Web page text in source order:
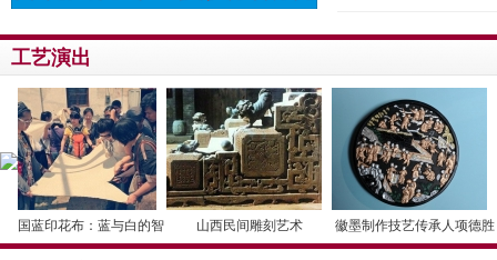
工艺演出
中国蓝印花布：蓝与白的智 山西民间雕刻艺术 徽墨制作技艺传承人项德胜